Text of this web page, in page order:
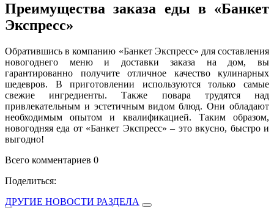
Преимущества заказа еды в «Банкет
Экспресс»
Обратившись в компанию «Банкет Экспресс» для составления
новогоднего меню и доставки заказа на дом, вы
гарантированно получите отличное качество кулинарных
шедевров. В приготовлении используются только самые
свежие ингредиенты. Также повара трудятся над
привлекательным и эстетичным видом блюд. Они обладают
необходимым опытом и квалификацией. Таким образом,
новогодняя еда от «Банкет Экспресс» – это вкусно, быстро и
выгодно!
Всего комментариев 0
Поделиться:
ДРУГИЕ НОВОСТИ РАЗДЕЛА